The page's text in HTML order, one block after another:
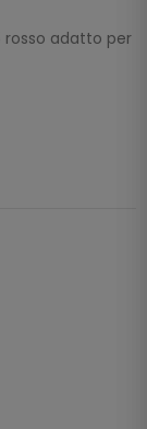
rosso adatto per